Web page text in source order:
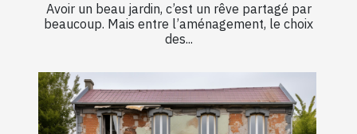
Avoir un beau jardin, c’est un rêve partagé par
beaucoup. Mais entre l’aménagement, le choix
des...